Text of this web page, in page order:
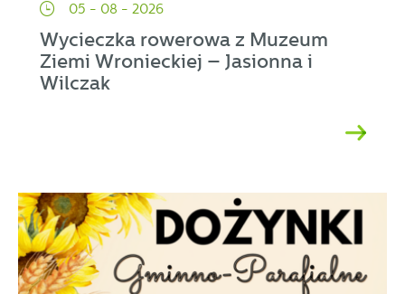
05 - 08 - 2026
Wycieczka rowerowa z Muzeum
Ziemi Wronieckiej – Jasionna i
Wilczak